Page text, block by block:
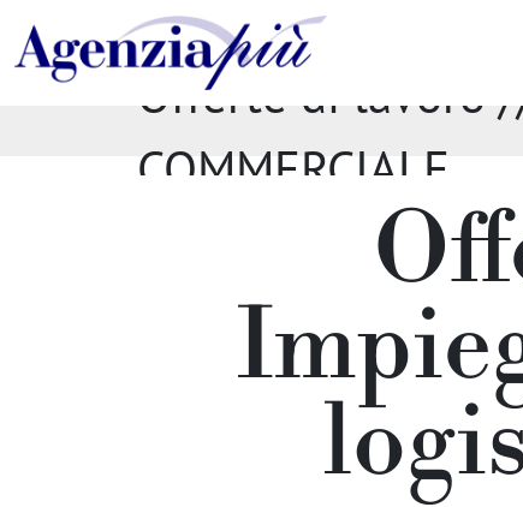
Offerte di lavoro //
COMMERCIALE